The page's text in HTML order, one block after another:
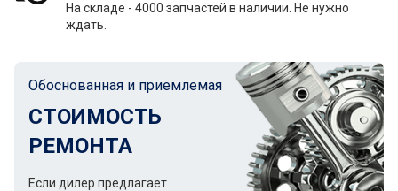
На складе - 4000 запчастей в наличии. Не нужно
ждать.
Обоснованная и приемлемая
СТОИМОСТЬ
РЕМОНТА
Если дилер предлагает